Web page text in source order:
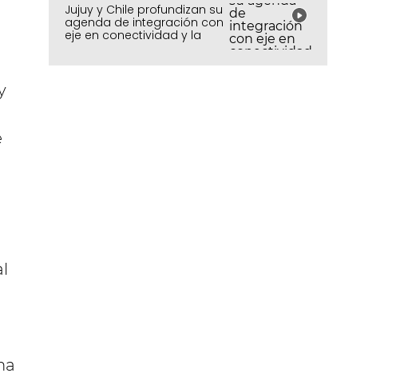
Jujuy y Chile profundizan su
agenda de integración con
eje en conectividad y la
mejora del Paso de Jama